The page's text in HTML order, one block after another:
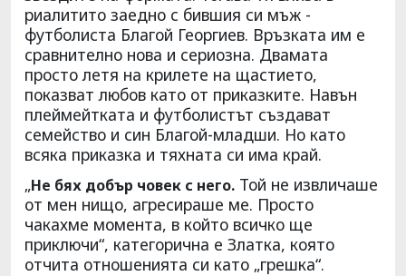
риалитито заедно с бившия си мъж -
футболиста Благой Георгиев. Връзката им е
сравнително нова и сериозна. Двамата
просто летя на крилете на щастието,
показват любов като от приказките. Навън
плеймейтката и футболистът създават
семейство и син Благой-младши. Но като
всяка приказка и тяхната си има край.
„Не бях добър човек с него. Той не извличаше
от мен нищо, агресираше ме. Просто
чакахме момента, в който всичко ще
приключи“, категорична е Златка, която
отчита отношенията си като „грешка“.